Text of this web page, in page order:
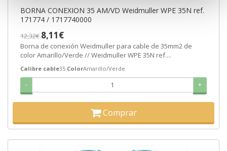
BORNA CONEXION 35 AM/VD Weidmuller WPE 35N ref.
171774 / 1717740000
12,32€ 8,11€
Borna de conexión Weidmuller para cable de 35mm2 de
color Amarillo/Verde // Weidmuller WPE 35N ref....
Calibre cable35 ColorAmarillo/Verde
- +
Comprar